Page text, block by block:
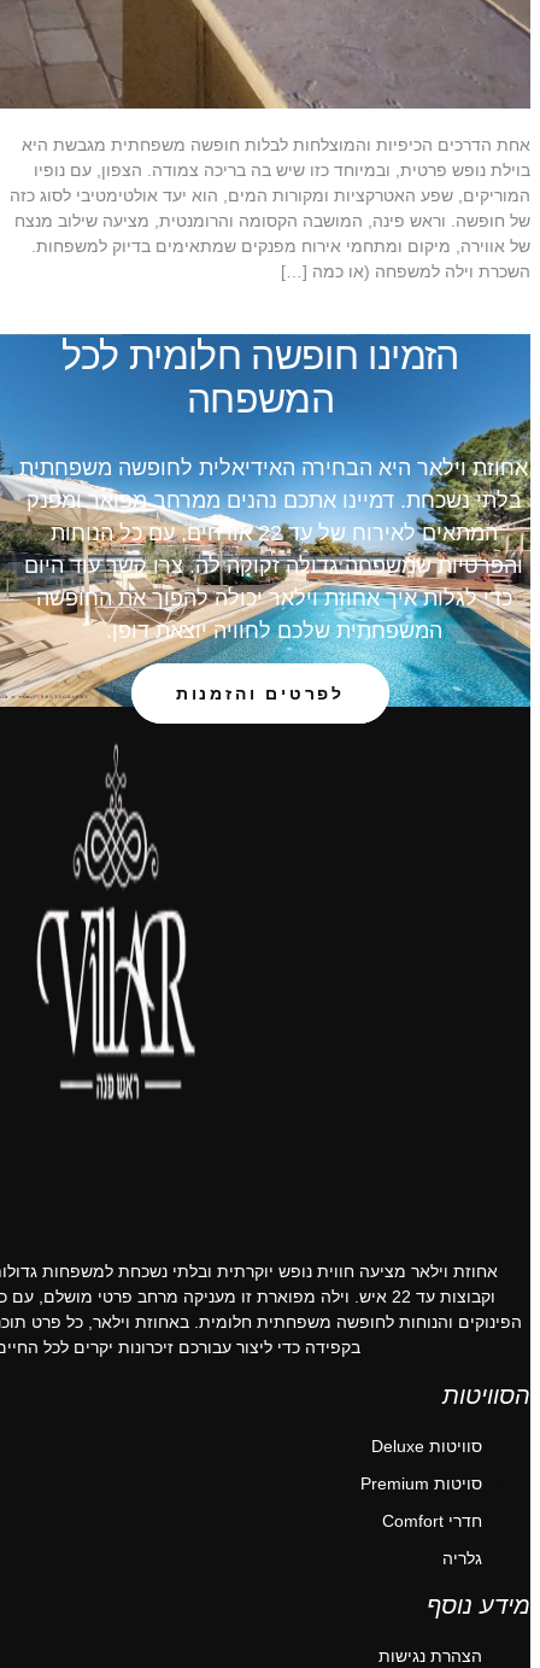
אחת הדרכים הכיפיות והמוצלחות לבלות חופשה משפחתית מגבשת היא
בוילת נופש פרטית, ובמיוחד כזו שיש בה בריכה צמודה. הצפון, עם נופיו
המוריקים, שפע האטרקציות ומקורות המים, הוא יעד אולטימטיבי לסוג כזה
של חופשה. וראש פינה, המושבה הקסומה והרומנטית, מציעה שילוב מנצח
של אווירה, מיקום ומתחמי אירוח מפנקים שמתאימים בדיוק למשפחות.
השכרת וילה למשפחה (או כמה […]
הזמינו חופשה חלומית לכל
המשפחה
אחוזת וילאר היא הבחירה האידיאלית לחופשה משפחתית
בלתי נשכחת. דמיינו אתכם נהנים ממרחב מפואר ומפנק
המתאים לאירוח של עד 22 אורחים, עם כל הנוחות
והפרטיות שמשפחה גדולה זקוקה לה. צרו קשר עוד היום
כדי לגלות איך אחוזת וילאר יכולה להפוך את החופשה
המשפחתית שלכם לחוויה יוצאת דופן.
לפרטים והזמנות
אחוזת וילאר מציעה חווית נופש יוקרתית ובלתי נשכחת למשפחות גדולות
וקבוצות עד 22 איש. וילה מפוארת זו מעניקה מרחב פרטי מושלם, עם כל
הפינוקים והנוחות לחופשה משפחתית חלומית. באחוזת וילאר, כל פרט תוכנן
בקפידה כדי ליצור עבורכם זיכרונות יקרים לכל החיים.
הסוויטות
סוויטות Deluxe
סויטות Premium
חדרי Comfort
גלריה
מידע נוסף
הצהרת נגישות